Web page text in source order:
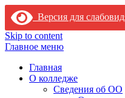
Версия для
Skip to content
Главное меню
Главная
О колледже
Сведения об ОО